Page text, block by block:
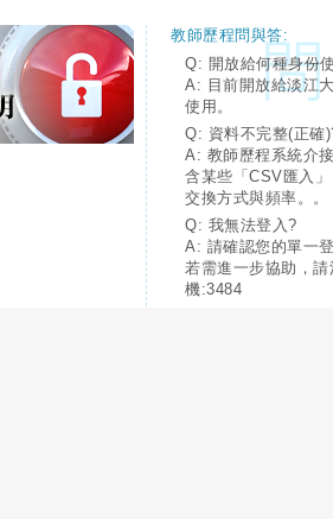
教師歷程問與答:
Q: 開放給何種身份
A: 目前開放給淡江
使用。
Q: 資料不完整(正確
A: 教師歷程系統介
含某些「CSV匯入
交換方式與頻率。。
Q: 我無法登入?
A: 請確認您的單一
若需進一步協助，
機:3484